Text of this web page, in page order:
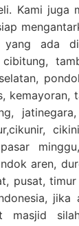
Kami juga
yang ada
cibitung,
kemayoran,
aren,
pusat,
jika
masjid